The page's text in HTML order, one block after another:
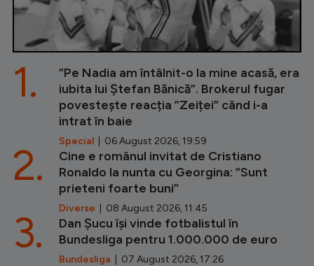
”Pe Nadia am întâlnit-o la mine acasă, era
iubita lui Ștefan Bănică”. Brokerul fugar
povestește reacția ”Zeiței” când i-a
intrat în baie
Special | 06 August 2026, 19:59
1.
Cine e românul invitat de Cristiano
Ronaldo la nunta cu Georgina: ”Sunt
prieteni foarte buni”
Diverse | 08 August 2026, 11:45
2.
Dan Șucu își vinde fotbalistul în
Bundesliga pentru 1.000.000 de euro
Bundesliga | 07 August 2026, 17:26
3.